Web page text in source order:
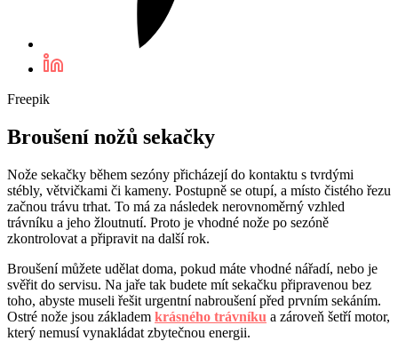
Freepik
Broušení nožů sekačky
Nože sekačky během sezóny přicházejí do kontaktu s tvrdými
stébly, větvičkami či kameny. Postupně se otupí, a místo čistého řezu
začnou trávu trhat. To má za následek nerovnoměrný vzhled
trávníku a jeho žloutnutí. Proto je vhodné nože po sezóně
zkontrolovat a připravit na další rok.
Broušení můžete udělat doma, pokud máte vhodné nářadí, nebo je
svěřit do servisu. Na jaře tak budete mít sekačku připravenou bez
toho, abyste museli řešit urgentní nabroušení před prvním sekáním.
Ostré nože jsou základem krásného trávníku a zároveň šetří motor,
který nemusí vynakládat zbytečnou energii.